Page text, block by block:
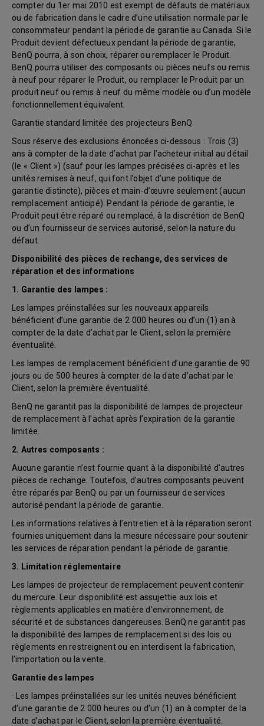
compter du 1er mai 2010 est exempt de défauts de matériaux
ou de fabrication dans le cadre d’une utilisation normale par le
consommateur pendant la période de garantie au Canada. Si le
Produit devient défectueux pendant la période de garantie,
BenQ pourra, à son choix, réparer ou remplacer le Produit.
BenQ pourra utiliser des composants ou pièces neufs ou remis
à neuf pour réparer le Produit, ou remplacer le Produit par un
produit neuf ou remis à neuf du même modèle ou d’un modèle
fonctionnellement équivalent.
Garantie standard limitée des projecteurs BenQ
Sous réserve des exclusions énoncées ci-dessous : Trois (3)
ans à compter de la date d’achat par l’acheteur initial au détail
(le « Client ») (sauf pour les lampes précisées ci-après et les
unités remises à neuf, qui font l’objet d’une politique de
garantie distincte), pièces et main-d’œuvre seulement (aucun
remplacement anticipé). Pendant la période de garantie, le
Produit peut être réparé ou remplacé, à la discrétion de BenQ
ou d’un fournisseur de services autorisé, selon la nature du
défaut.
Disponibilité des pièces de rechange, des services de
réparation et des informations
1. Garantie des lampes :
Les lampes préinstallées sur les nouveaux appareils
bénéficient d’une garantie de 2 000 heures ou d’un (1) an à
compter de la date d’achat par le Client, selon la première
éventualité.
Les lampes de remplacement bénéficient d’une garantie de 90
jours ou de 500 heures à compter de la date d’achat par le
Client, selon la première éventualité.
BenQ ne garantit pas la disponibilité de lampes de projecteur
de remplacement à l’achat après l’expiration de la garantie
limitée.
2. Autres composants :
Aucune garantie n’est fournie quant à la disponibilité d’autres
pièces de rechange. Toutefois, d’autres composants peuvent
être réparés par BenQ ou par un fournisseur de services
autorisé pendant la période de garantie.
Les informations relatives à l’entretien et à la réparation seront
fournies uniquement dans la mesure nécessaire pour soutenir
les services de réparation pendant la période de garantie.
3. Limitation réglementaire
Les lampes de projecteur de remplacement peuvent contenir
du mercure. Leur disponibilité est assujettie aux lois et
règlements applicables en matière d’environnement, de
sécurité et de substances dangereuses. BenQ ne garantit pas
la disponibilité des lampes de remplacement si des lois ou
règlements en restreignent ou en interdisent la fabrication,
l’importation ou la vente.
Garantie des lampes
· Les lampes préinstallées sur les unités neuves bénéficient
d’une garantie de 2 000 heures ou d’un (1) an à compter de la
date d’achat par le Client, selon la première éventualité.